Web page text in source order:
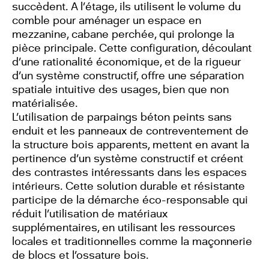
succèdent. A l’étage, ils utilisent le volume du
comble pour aménager un espace en
mezzanine, cabane perchée, qui prolonge la
pièce principale. Cette configuration, découlant
d’une rationalité économique, et de la rigueur
d’un système constructif, offre une séparation
spatiale intuitive des usages, bien que non
matérialisée.
L’utilisation de parpaings béton peints sans
enduit et les panneaux de contreventement de
la structure bois apparents, mettent en avant la
pertinence d’un système constructif et créent
des contrastes intéressants dans les espaces
intérieurs. Cette solution durable et résistante
participe de la démarche éco-responsable qui
réduit l’utilisation de matériaux
supplémentaires, en utilisant les ressources
locales et traditionnelles comme la maçonnerie
de blocs et l’ossature bois.